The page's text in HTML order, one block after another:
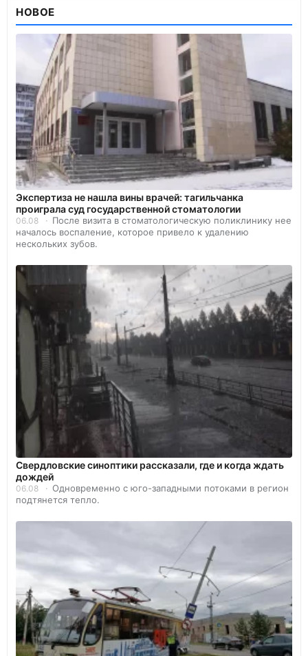
НОВОЕ
Экспертиза не нашла вины врачей: тагильчанка
проиграла суд государственной стоматологии
06.08
После визита в стоматологическую поликлинику нее
началось воспаление, которое привело к удалению
нескольких зубов.
Свердловские синоптики рассказали, где и когда ждать
дождей
06.08
Одновременно с юго-западными потоками в регион
подтянется тепло.